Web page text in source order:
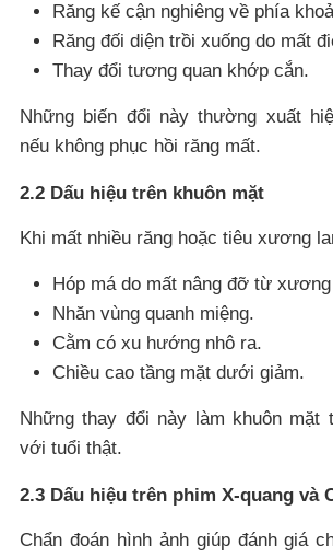
Răng kế cận nghiêng về phía
Răng đối diện trồi xuống do mất
Thay đổi tương quan khớp cắn.
Những biến đổi này thường xuất
nếu không phục hồi răng mất.
2.2 Dấu hiệu trên khuôn mặt
Khi mất nhiều răng hoặc tiêu xương
Hóp má do mất nâng đỡ từ
Nhăn vùng quanh miệng.
Cằm có xu hướng nhô ra.
Chiều cao tầng mặt dưới giảm.
Những thay đổi này làm khuôn mặt
với tuổi thật.
2.3 Dấu hiệu trên phim X-quang và
Chẩn đoán hình ảnh giúp đánh giá